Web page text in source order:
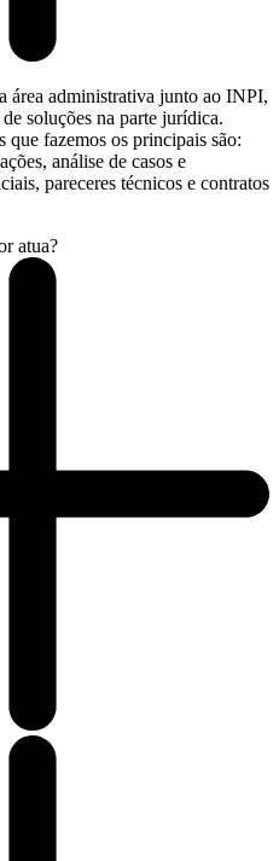
área administrativa junto ao INPI,
soluções na parte jurídica.
fazemos os principais são:
análise de casos e
pareceres técnicos e contratos
atua?